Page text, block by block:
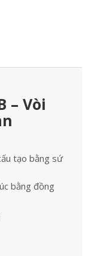
– Vòi
tạo bằng sứ
bằng đồng